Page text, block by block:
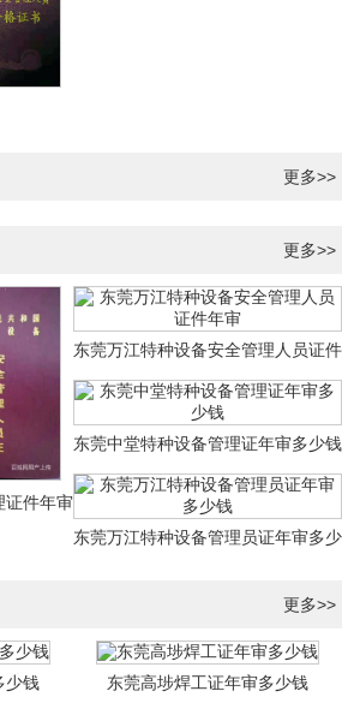
更多>>
更多>>
证件年审
东莞万江特种设备安全管理人员证件
年审
东莞中堂特种设备管理证年审多少钱
东莞万江特种设备管理员证年审多少
更多>>
少钱 东莞高埗焊工证年审多少钱